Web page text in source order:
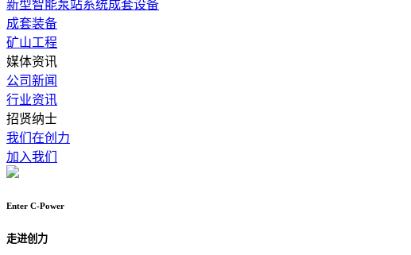
新型智能泵站系统成套设备
成套装备
矿山工程
媒体资讯
公司新闻
行业资讯
招贤纳士
我们在创力
加入我们
Enter C-Power
走进创力